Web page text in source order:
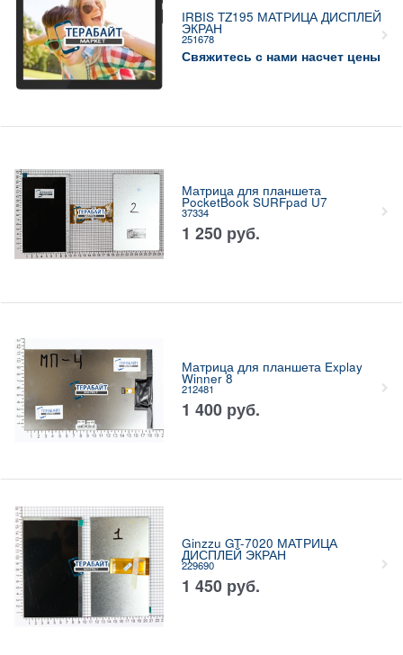
IRBIS TZ195 МАТРИЦА ДИСПЛЕЙ
ЭКРАН
251678
Свяжитесь с нами насчет цены
Матрица для планшета
PocketBook SURFpad U7
37334
1 250 руб.
Матрица для планшета Explay
Winner 8
212481
1 400 руб.
Ginzzu GT-7020 МАТРИЦА
ДИСПЛЕЙ ЭКРАН
229690
1 450 руб.